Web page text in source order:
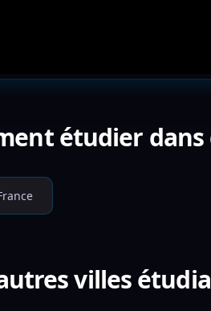
étudier dans
villes